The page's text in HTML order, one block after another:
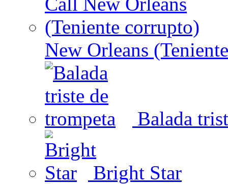
New Orleans
Balada
Bright Star